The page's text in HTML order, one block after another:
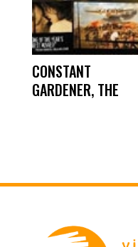
CONSTANT
GARDENER, THE